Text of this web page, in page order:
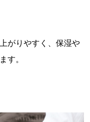
がりやすく、保湿や
す。